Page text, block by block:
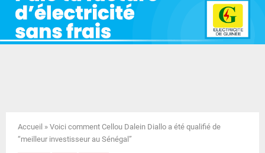
R
Y
N
Accueil » Voici comment Cellou Dalein Diallo a été qualifié de
“meilleur investisseur au Sénégal”